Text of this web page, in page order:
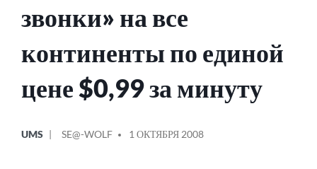
звонки» на все
континенты по единой
цене $0,99 за минуту
В
UMS
ОТ
SE@-WOLF 1 ОКТЯБРЯ 2008